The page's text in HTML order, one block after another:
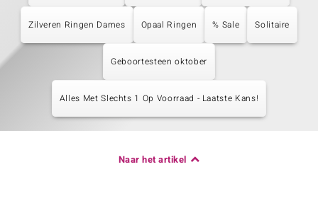
Zilveren Ringen Dames Opaal Ringen % Sale Solitaire
Geboortesteen oktober
Alles Met Slechts 1 Op Voorraad - Laatste Kans!
Naar het artikel